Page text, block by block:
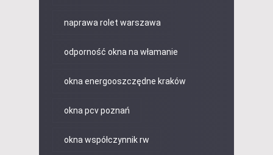
naprawa rolet warszawa
odporność okna na włamanie
okna energooszczędne kraków
okna pcv poznań
okna współczynnik rw